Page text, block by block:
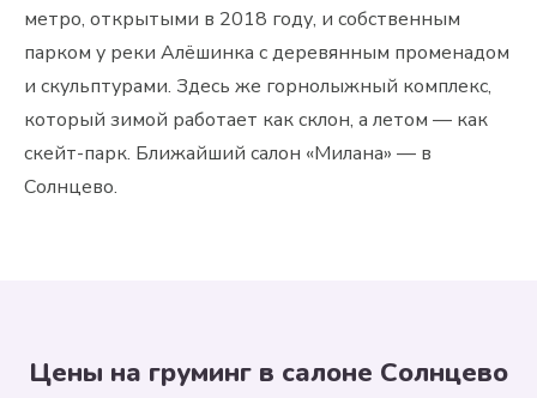
метро, открытыми в 2018 году, и собственным
парком у реки Алёшинка с деревянным променадом
и скульптурами. Здесь же горнолыжный комплекс,
который зимой работает как склон, а летом — как
скейт-парк. Ближайший салон «Милана» — в
Солнцево.
Цены на груминг в салоне Солнцево